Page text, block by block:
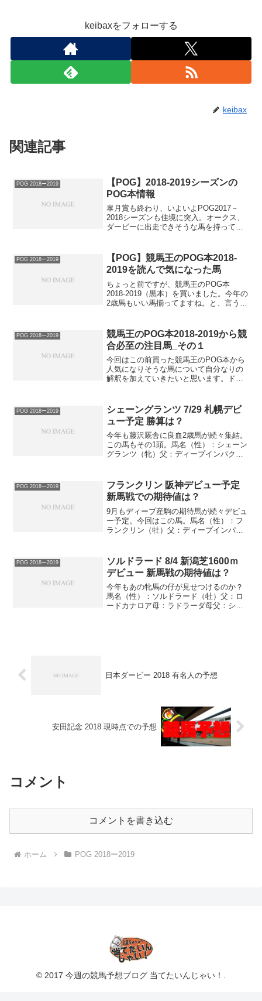
keibaxをフォローする
keibax
関連記事
POG 2018ー2019
【POG】2018-2019シーズンの
POG本情報
皐月賞も終わり、いよいよPOG2017－
2018シーズンも佳境に突入。オークス、
ダービーに出走できそうな馬を持ってい
う（笑）と、言う訳で2018ー2019シーズ
ンのPO...
POG 2018ー2019
【POG】競馬王のPOG本2018-
2019を読んで気になった馬
ちょっと前ですが、競馬王のPOG本
2018-2019（黒本）を買いました。今年の
2歳馬もいい馬揃ってますね。と、言う訳
す。馬名（性別）：オーロトラジェ
（牝）父：オル...
POG 2018ー2019
競馬王のPOG本2018-2019から競
合必至の注目馬_その１
今回はこの前買った競馬王のPOG本から
人気になりそうな馬について自分なりの
解釈を加えていきたいと思います。ドラ
プインパクト母：プラウドスペル母父：
Proud Citize...
POG 2018ー2019
シェーングランツ 7/29 札幌デビ
ュー予定 勝算は？
今年も藤沢厩舎に良血2歳馬が続々集結。
この馬もその1頭。馬名（性）：シェーン
グランツ（牝）父：ディープインパクト
(G1)、サンタラリ賞(G1)、ビヴァリーデ
ィS...
POG 2018ー2019
フランクリン 阪神デビュー予定
新馬戦での期待値は？
9月もディープ産駒の期待馬が続々デビュ
ー予定。今回はこの馬。馬名（性）：フ
ランクリン（牡）父：ディープインパク
賞馬ヴィクトリーの全妹。祖母のグレー
スアドマイヤはダービー...
POG 2018ー2019
ソルドラード 8/4 新潟芝1600ｍ
デビュー 新馬戦の期待値は？
今年もあの牝馬の仔が見せつけるのか？
馬名（性）：ソルドラード（牡）父：ロ
ードカナロア母：ラドラーダ母父：シン
日本ダービー 2018 有名人の予想
安田記念 2018 現時点での予想
コメント
コメントを書き込む
ホーム POG 2018ー2019
© 2017 今週の競馬予想ブログ 当てたいんじゃい！.